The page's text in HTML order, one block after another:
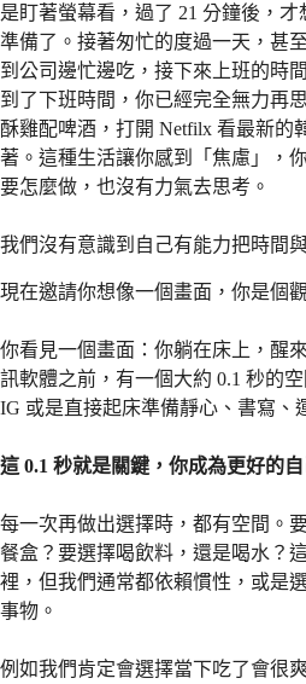
是盯著螢幕看，過了 21 分鐘後，
準備了。接著匆忙的度過一天，甚
到公司邊忙邊吃，接下來上班的時
到了下班時間，你已經完全無力再
酥雞配啤酒，打開 Netfilx 看最新的
著。這種生活讓你感到「焦慮」，
要怎麼做，也沒有力氣去思考。
我們沒有意識到自己有能力把時間
現在邀請你想像一個畫面，你是個
你看見一個畫面：你躺在床上，醒
訊軟體之前，有一個大約 0.1 秒的
IG 或是直接起床準備靜心、書寫、
這 0.1 秒就是關鍵，你成為更好的自
每一次再做出選擇時，都有空間。
餐盒？要選擇喝飲料，還是喝水？
裡，但我們通常都依賴慣性，或是
事物。
例如我們肯定會選擇當下吃了會很